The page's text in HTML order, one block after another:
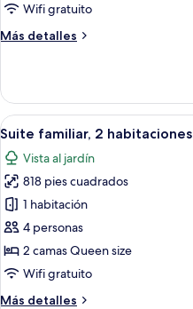
Wifi gratuito
Más detalles
Más
Abrir
todas
las
fotos
de
Suite
familiar,
2
habitaciones
5
Suite familiar, 2 habitaciones
Vista al jardín
818 pies cuadrados
1 habitación
4 personas
2 camas Queen size
Wifi gratuito
Más detalles
Más